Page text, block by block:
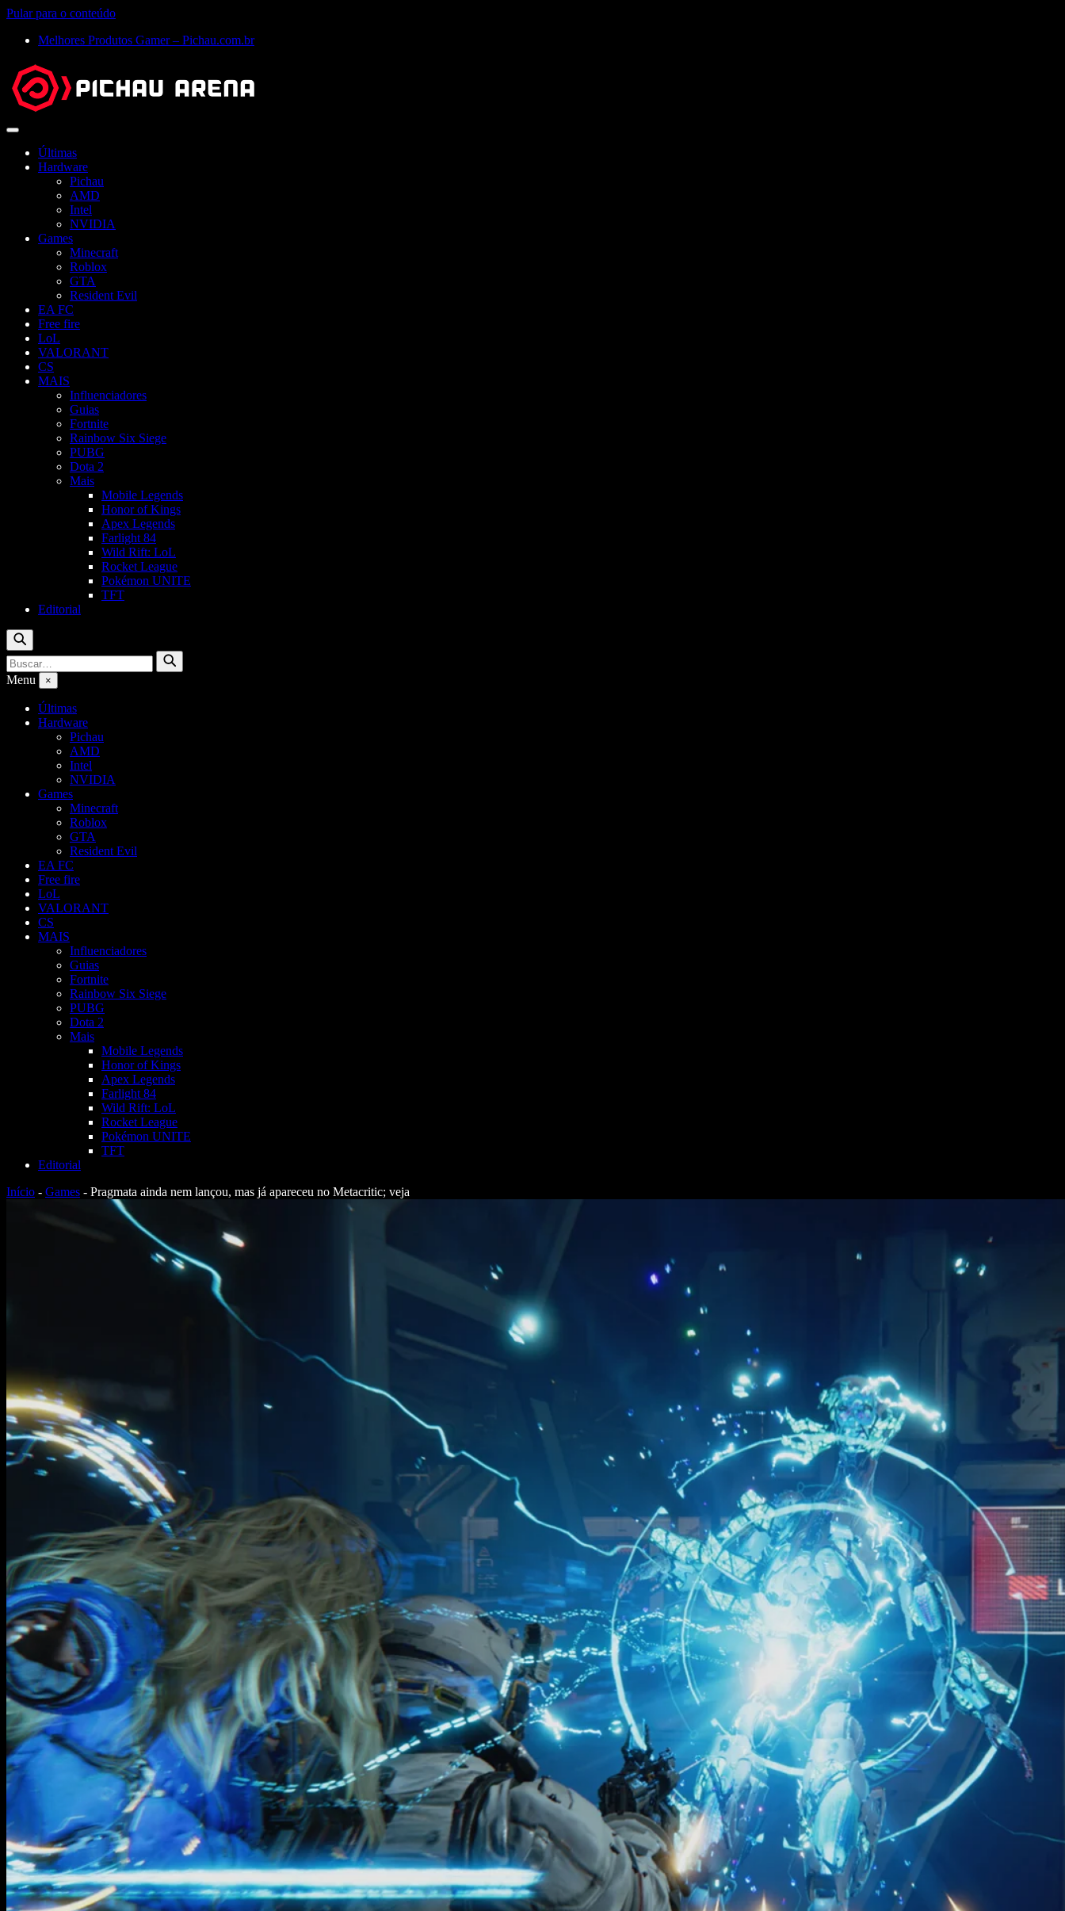
Pular para o conteúdo
Melhores Produtos Gamer – Pichau.com.br
Abrir
Últimas
Hardware
Pichau
AMD
Intel
NVIDIA
Games
Minecraft
Roblox
GTA
Resident Evil
EA FC
Free fire
LoL
VALORANT
CS
MAIS
Influenciadores
Guias
Fortnite
Rainbow Six Siege
PUBG
Dota 2
Mais
Mobile Legends
Honor of Kings
Apex Legends
Farlight 84
Wild Rift: LoL
Rocket League
Pokémon UNITE
TFT
Editorial
Buscar
Buscar
por:
Buscar
Menu ×
Últimas
Hardware
Pichau
AMD
Intel
NVIDIA
Games
Minecraft
Roblox
GTA
Resident Evil
EA FC
Free fire
LoL
VALORANT
CS
MAIS
Influenciadores
Guias
Fortnite
Rainbow Six Siege
PUBG
Dota 2
Mais
Mobile Legends
Honor of Kings
Apex Legends
Farlight 84
Wild Rift: LoL
Rocket League
Pokémon UNITE
TFT
Editorial
Início - Games - Pragmata ainda nem lançou, mas já apareceu no Metacritic; veja